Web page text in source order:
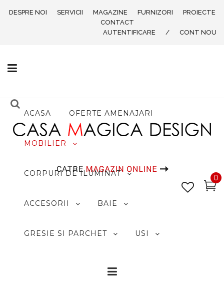
DESPRE NOI SERVICII MAGAZINE FURNIZORI
PROIECTE
CONTACT
AUTENTIFICARE
/ CONT NOU
0
ACASA OFERTE AMENAJARI
MOBILIER
CORPURI DE ILUMINAT
ACCESORII BAIE
GRESIE SI PARCHET USI